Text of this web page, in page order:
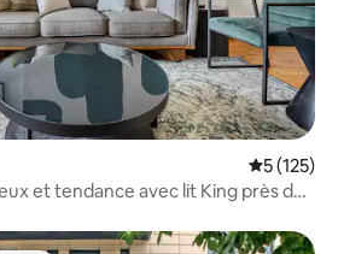
Note
5 (125)
et tendance avec lit King près du